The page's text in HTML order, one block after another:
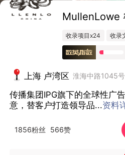
收录项目x24 收录
上海 卢湾区
传播集团IPG旗下的全球性广
意，替客户打造领导品...资料
1856粉丝 566赞